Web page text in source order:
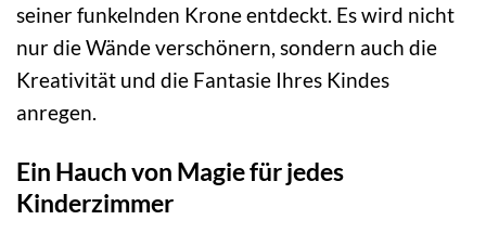
seiner funkelnden Krone entdeckt. Es wird nicht
nur die Wände verschönern, sondern auch die
Kreativität und die Fantasie Ihres Kindes
anregen.
Ein Hauch von Magie für jedes
Kinderzimmer